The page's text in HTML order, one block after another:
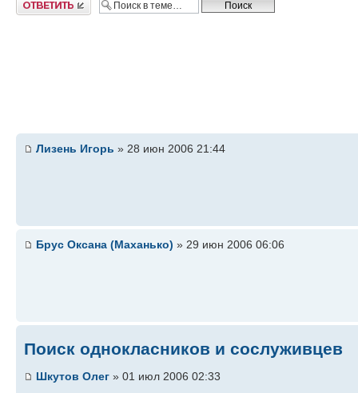
Лизень Игорь » 28 июн 2006 21:44
Брус Оксана (Маханько) » 29 июн 2006 06:06
Поиск однокласников и сослуживцев
Шкутов Олег » 01 июл 2006 02:33